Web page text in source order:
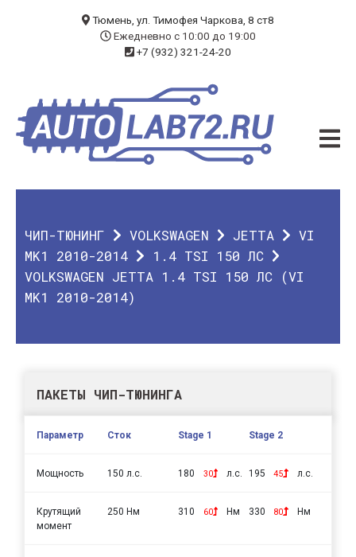
ЧИП-ТЮНИНГ
ДИАГНОСТИКА
О КОМПАНИИ
КОНТАКТЫ
Тюмень, ул. Тимофея Чаркова, 8 ст8
Ежедневно с 10:00 до 19:00
+7 (932) 321-24-20
ЧИП-ТЮНИНГ VOLKSWAGEN JETTA
VI
MK1 2010-2014
1.4 TSI 150 ЛС
VOLKSWAGEN JETTA 1.4 TSI 150 ЛС (VI
MK1 2010-2014)
ПАКЕТЫ ЧИП-ТЮНИНГА
Параметр Сток Stage 1 Stage 2
Мощность 150 л.с. 180 30 л.с. 195 45 л.с.
Крутящий
момент
250 Нм 310 60 Нм 330 80 Нм